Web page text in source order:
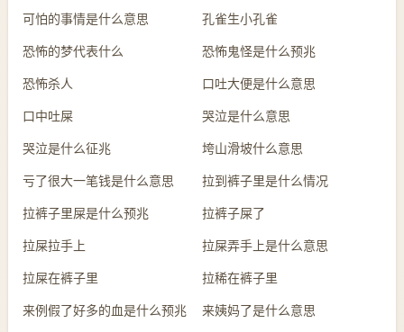
可怕的事情是什么意思 孔雀生小孔雀
恐怖的梦代表什么 恐怖鬼怪是什么预兆
恐怖杀人 口吐大便是什么意思
口中吐屎 哭泣是什么意思
哭泣是什么征兆 垮山滑坡什么意思
亏了很大一笔钱是什么意思 拉到裤子里是什么情况
拉裤子里屎是什么预兆 拉裤子屎了
拉屎拉手上 拉屎弄手上是什么意思
拉屎在裤子里 拉稀在裤子里
来例假了好多的血是什么预兆 来姨妈了是什么意思